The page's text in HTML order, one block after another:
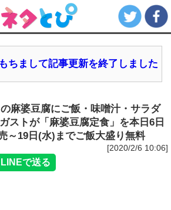
ちまして記事更新を終了しました
麻婆豆腐にご飯・味噌汁・サラダ
ストが「麻婆豆腐定食」を本日6日
～19日(水)までご飯大盛り無料
[2020/2/6 10:06]